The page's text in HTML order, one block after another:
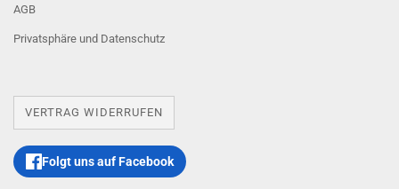
AGB
Privatsphäre und Datenschutz
VERTRAG WIDERRUFEN
Folgt uns auf Facebook